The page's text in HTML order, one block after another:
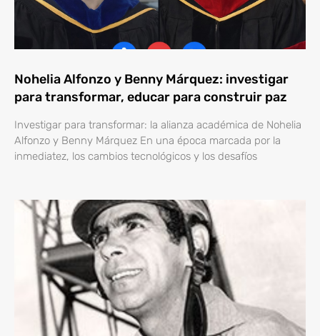
Nohelia Alfonzo y Benny Márquez: investigar
para transformar, educar para construir paz
Investigar para transformar: la alianza académica de Nohelia
Alfonzo y Benny Márquez En una época marcada por la
inmediatez, los cambios tecnológicos y los desafíos